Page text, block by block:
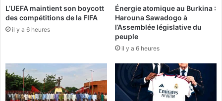
s
c
h
u
N
i
r
i
a
L’UEFA maintient son boycott
des compétitions de la FIFA
il y a 6 heures
Énergie atomique au Burkina :
Harouna Sawadogo à
l’Assemblée législative du
peuple
il y a 6 heures